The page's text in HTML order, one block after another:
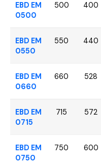
EBD EM
0500
500 400
EBD EM
0550
550 440
EBD EM
0660
660 528
EBD EM
0715
715 572
EBD EM
0750
750 600